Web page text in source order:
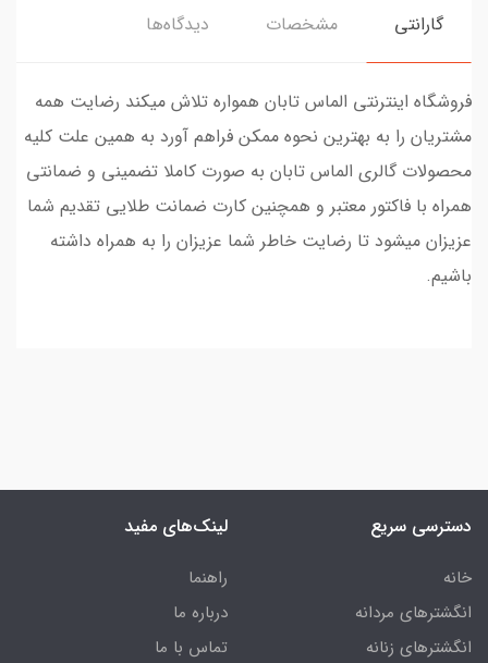
گارانتی مشخصات دیدگاه‌ها
فروشگاه اینترنتی الماس تابان همواره تلاش میکند رضایت همه
مشتریان را به بهترین نحوه ممکن فراهم آورد به همین علت کلیه
محصولات گالری الماس تابان به صورت کاملا تضمینی و ضمانتی
همراه با فاکتور معتبر و همچنین کارت ضمانت طلایی تقدیم شما
عزیزان میشود تا رضایت خاطر شما عزیزان را به همراه داشته
باشیم.
دسترسی سریع
خانه
انگشترهای مردانه
انگشترهای زنانه
لینک‌های مفید
راهنما
درباره ما
تماس با ما